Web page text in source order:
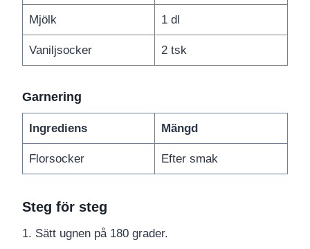
Mjölk 1 dl
Vaniljsocker 2 tsk
Garnering
Ingrediens Mängd
Florsocker Efter smak
Steg för steg
1. Sätt ugnen på 180 grader.